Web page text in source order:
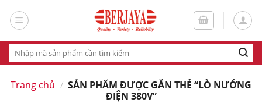
Tìm
kiếm:
Trang chủ / SẢN PHẨM ĐƯỢC GẮN THẺ “LÒ NƯỚNG
ĐIỆN 380V”